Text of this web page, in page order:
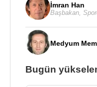
İmran Han
Başbakan
Medyum
Bugün